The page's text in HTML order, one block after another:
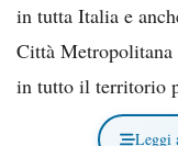
in tutta Italia e
Città
in tutto il territorio
Leggi